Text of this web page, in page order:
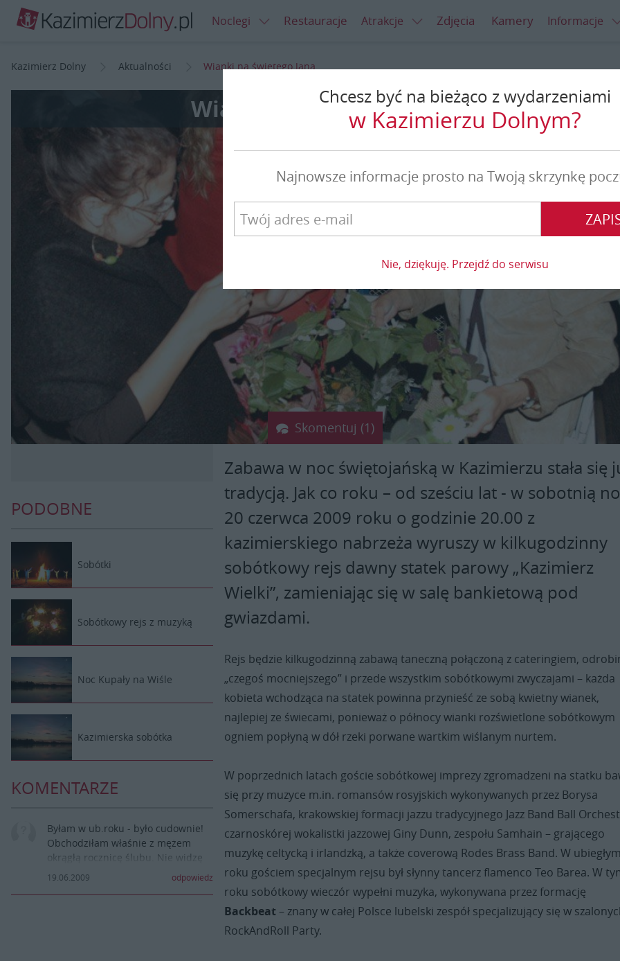
Noclegi Restauracje Atrakcje Zdjęcia Kamery Informacje
Kazimierz Dolny Aktualności Wianki na świętego Jana
Wianki na świętego Jana
Skomentuj (1)
PODOBNE
Sobótki
Sobótkowy rejs z muzyką
Noc Kupały na Wiśle
Kazimierska sobótka
KOMENTARZE
Byłam w ub.roku - było cudownie!
Obchodziłam właśnie z mężem
okrągłą rocznicę ślubu. Nie widzę
bardziej atrakcyjnego miejsca na
spędzenie takiego wyjątkowego
19.06.2009 odpowiedz
Zabawa w noc świętojańską w Kazimierzu stała się
tradycją. Jak co roku – od sześciu lat - w sobotnią
20 czerwca 2009 roku o godzinie 20.00 z
kazimierskiego nabrzeża wyruszy w kilkugodzinny
sobótkowy rejs dawny statek parowy „Kazimierz
Wielki”, zamieniając się w salę bankietową pod
gwiazdami.
Rejs będzie kilkugodzinną zabawą taneczną połączoną z cateringiem,
„czegoś mocniejszego” i przede wszystkim sobótkowymi zwyczajami – każda
kobieta wchodząca na statek powinna przynieść ze sobą kwietny wianek,
najlepiej ze świecami, ponieważ o północy wianki rozświetlone sobótkowym
ogniem popłyną w dół rzeki porwane wartkim wiślanym nurtem.
W poprzednich latach goście sobótkowej imprezy zgromadzeni na statku
się przy muzyce m.in. romansów rosyjskich wykonywanych przez Borysa
Somerschafa, krakowskiej formacji jazzu tradycyjnego Jazz Band Ball
czarnoskórej wokalistki jazzowej Giny Dunn, zespołu Samhain – grającego
muzykę celtycką i irlandzką, a także coverową Rodes Brass Band. W ubiegłym
roku gościem specjalnym rejsu był słynny tancerz flamenco Teo Barea. W
roku sobótkowy wieczór wypełni muzyka, wykonywana przez formację
Backbeat – znany w całej Polsce lubelski zespół specjalizujący się w
RockAndRoll Party.
Chcesz być na bieżąco z wydarzeniami
w Kazimierzu Dolnym?
Najnowsze informacje prosto na Twoją skrzynkę
Nie, dziękuję. Przejdź do serwisu